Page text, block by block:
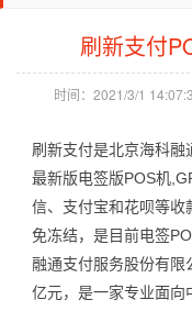
刷新支付
时间：2021/3/1
刷新支付是北京海科
最新版电签版POS机
信、支付宝和花呗等收
免冻结，是目前电签
融通支付服务股份有
亿元，是一家专业面向